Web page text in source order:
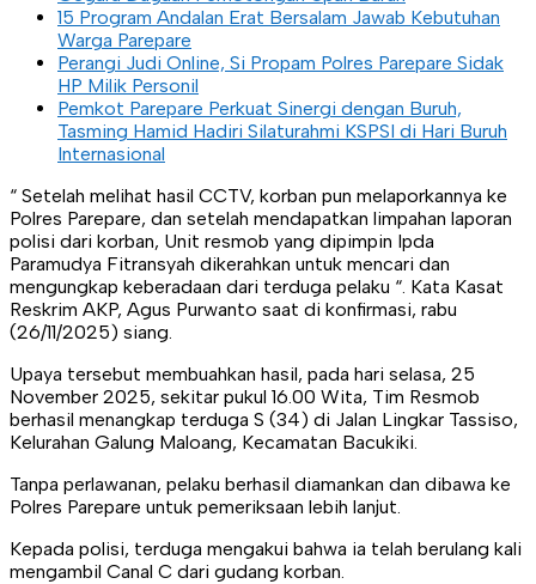
15 Program Andalan Erat Bersalam Jawab Kebutuhan
Warga Parepare
Perangi Judi Online, Si Propam Polres Parepare Sidak
HP Milik Personil
Pemkot Parepare Perkuat Sinergi dengan Buruh,
Tasming Hamid Hadiri Silaturahmi KSPSI di Hari Buruh
Internasional
“ Setelah melihat hasil CCTV, korban pun melaporkannya ke
Polres Parepare, dan setelah mendapatkan limpahan laporan
polisi dari korban, Unit resmob yang dipimpin Ipda
Paramudya Fitransyah dikerahkan untuk mencari dan
mengungkap keberadaan dari terduga pelaku “. Kata Kasat
Reskrim AKP, Agus Purwanto saat di konfirmasi, rabu
(26/11/2025) siang.
Upaya tersebut membuahkan hasil, pada hari selasa, 25
November 2025, sekitar pukul 16.00 Wita, Tim Resmob
berhasil menangkap terduga S (34) di Jalan Lingkar Tassiso,
Kelurahan Galung Maloang, Kecamatan Bacukiki.
Tanpa perlawanan, pelaku berhasil diamankan dan dibawa ke
Polres Parepare untuk pemeriksaan lebih lanjut.
Kepada polisi, terduga mengakui bahwa ia telah berulang kali
mengambil Canal C dari gudang korban.